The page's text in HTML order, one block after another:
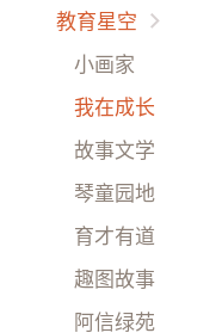
文化道德
民风民俗
幽情雅趣
感悟生活
才艺方圆
生活百科
男来女往
礼仪职场
美食厨艺
专栏作家
世界文学
余音繞梁
作品新创
古典名作
民间艺术
油彩丹青
现代文学
教育星空
小画家
我在成长
故事文学
琴童园地
育才有道
趣图故事
阿信绿苑